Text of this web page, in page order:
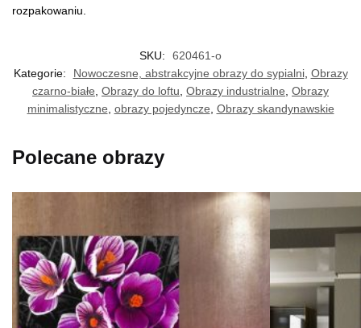
rozpakowaniu.
SKU:
620461-o
Kategorie:
Nowoczesne, abstrakcyjne obrazy do sypialni, Obrazy
czarno-białe Obrazy do loftu Obrazy industrialne Obrazy
minimalistyczne obrazy pojedyncze Obrazy skandynawskie
Polecane obrazy